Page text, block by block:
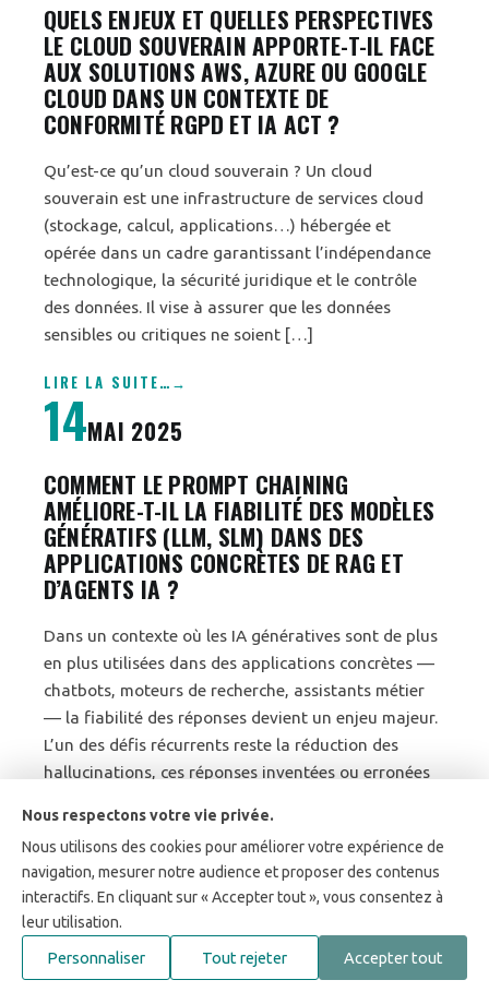
QUELS ENJEUX ET QUELLES PERSPECTIVES
LE CLOUD SOUVERAIN APPORTE-T-IL FACE
AUX SOLUTIONS AWS, AZURE OU GOOGLE
CLOUD DANS UN CONTEXTE DE
CONFORMITÉ RGPD ET IA ACT ?
Qu’est-ce qu’un cloud souverain ? Un cloud
souverain est une infrastructure de services cloud
(stockage, calcul, applications…) hébergée et
opérée dans un cadre garantissant l’indépendance
technologique, la sécurité juridique et le contrôle
des données. Il vise à assurer que les données
sensibles ou critiques ne soient […]
LIRE LA SUITE…
14MAI 2025
COMMENT LE PROMPT CHAINING
AMÉLIORE-T-IL LA FIABILITÉ DES MODÈLES
GÉNÉRATIFS (LLM, SLM) DANS DES
APPLICATIONS CONCRÈTES DE RAG ET
D’AGENTS IA ?
Dans un contexte où les IA génératives sont de plus
en plus utilisées dans des applications concrètes —
chatbots, moteurs de recherche, assistants métier
— la fiabilité des réponses devient un enjeu majeur.
L’un des défis récurrents reste la réduction des
hallucinations, ces réponses inventées ou erronées
LIRE LA SUITE…
13MAI 2025
Nous respectons votre vie privée.
Nous utilisons des cookies pour améliorer votre expérience de
navigation, mesurer notre audience et proposer des contenus
interactifs. En cliquant sur « Accepter tout », vous consentez à
leur utilisation.
Personnaliser Tout rejeter Accepter tout